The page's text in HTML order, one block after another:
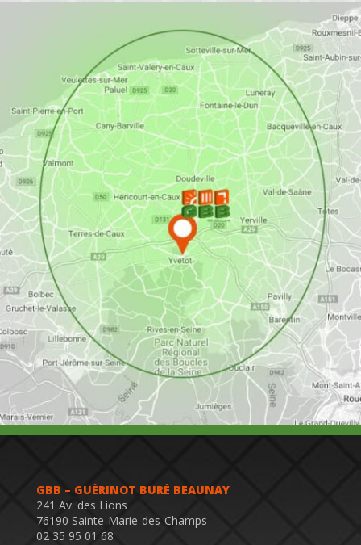
GBB – GUÉRINOT BURÉ BEAUNAY
241 Av. des Lions
76190 Sainte-Marie-des-Champs
02 35 95 01 68